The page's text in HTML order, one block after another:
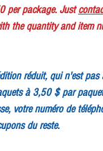
per package. Just
the quantity and item
réduit, qui n'est pas
à 3,50 $ par
votre numéro de
du reste.